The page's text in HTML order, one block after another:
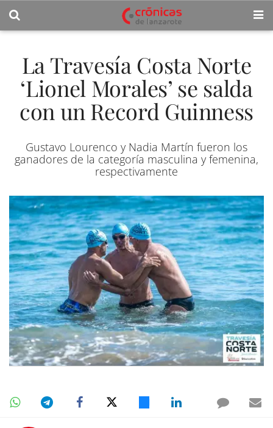
La Travesía Costa Norte
‘Lionel Morales’ se salda
con un Record Guinness
Gustavo Lourenco y Nadia Martín fueron los
ganadores de la categoría masculina y femenina,
respectivamente